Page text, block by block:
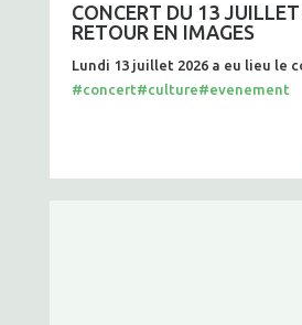
CONCERT DU 13
RETOUR EN IMAGES
Lundi 13 juillet 2026 a eu lieu le
#concert#culture#evenement